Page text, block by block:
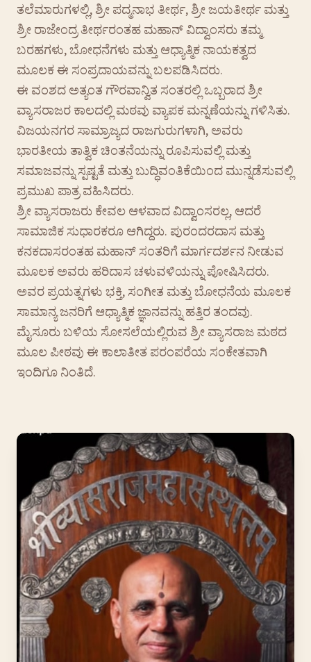
ತಲೆಮಾರುಗಳಲ್ಲಿ, ಶ್ರೀ ಪದ್ಮನಾಭ ತೀರ್ಥ, ಶ್ರೀ ಜಯತೀರ್ಥ ಮತ್ತು
ಶ್ರೀ ರಾಜೇಂದ್ರ ತೀರ್ಥರಂತಹ ಮಹಾನ್ ವಿದ್ವಾಂಸರು ತಮ್ಮ
ಬರಹಗಳು, ಬೋಧನೆಗಳು ಮತ್ತು ಆಧ್ಯಾತ್ಮಿಕ ನಾಯಕತ್ವದ
ಮೂಲಕ ಈ ಸಂಪ್ರದಾಯವನ್ನು ಬಲಪಡಿಸಿದರು.
ಈ ವಂಶದ ಅತ್ಯಂತ ಗೌರವಾನ್ವಿತ ಸಂತರಲ್ಲಿ ಒಬ್ಬರಾದ ಶ್ರೀ
ವ್ಯಾಸರಾಜರ ಕಾಲದಲ್ಲಿ ಮಠವು ವ್ಯಾಪಕ ಮನ್ನಣೆಯನ್ನು ಗಳಿಸಿತು.
ವಿಜಯನಗರ ಸಾಮ್ರಾಜ್ಯದ ರಾಜಗುರುಗಳಾಗಿ, ಅವರು
ಭಾರತೀಯ ತಾತ್ವಿಕ ಚಿಂತನೆಯನ್ನು ರೂಪಿಸುವಲ್ಲಿ ಮತ್ತು
ಸಮಾಜವನ್ನು ಸ್ಪಷ್ಟತೆ ಮತ್ತು ಬುದ್ಧಿವಂತಿಕೆಯಿಂದ ಮುನ್ನಡೆಸುವಲ್ಲಿ
ಪ್ರಮುಖ ಪಾತ್ರ ವಹಿಸಿದರು.
ಶ್ರೀ ವ್ಯಾಸರಾಜರು ಕೇವಲ ಆಳವಾದ ವಿದ್ವಾಂಸರಲ್ಲ, ಆದರೆ
ಸಾಮಾಜಿಕ ಸುಧಾರಕರೂ ಆಗಿದ್ದರು. ಪುರಂದರದಾಸ ಮತ್ತು
ಕನಕದಾಸರಂತಹ ಮಹಾನ್ ಸಂತರಿಗೆ ಮಾರ್ಗದರ್ಶನ ನೀಡುವ
ಮೂಲಕ ಅವರು ಹರಿದಾಸ ಚಳುವಳಿಯನ್ನು ಪೋಷಿಸಿದರು.
ಅವರ ಪ್ರಯತ್ನಗಳು ಭಕ್ತಿ, ಸಂಗೀತ ಮತ್ತು ಬೋಧನೆಯ ಮೂಲಕ
ಸಾಮಾನ್ಯ ಜನರಿಗೆ ಆಧ್ಯಾತ್ಮಿಕ ಜ್ಞಾನವನ್ನು ಹತ್ತಿರ ತಂದವು.
ಮೈಸೂರು ಬಳಿಯ ಸೋಸಲೆಯಲ್ಲಿರುವ ಶ್ರೀ ವ್ಯಾಸರಾಜ ಮಠದ
ಮೂಲ ಪೀಠವು ಈ ಕಾಲಾತೀತ ಪರಂಪರೆಯ ಸಂಕೇತವಾಗಿ
ಇಂದಿಗೂ ನಿಂತಿದೆ.